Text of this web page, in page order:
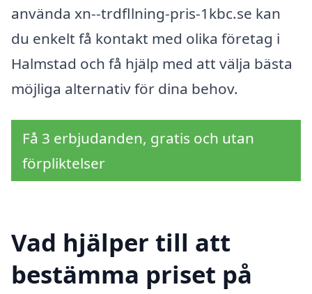
använda xn--trdfllning-pris-1kbc.se kan
du enkelt få kontakt med olika företag i
Halmstad och få hjälp med att välja bästa
möjliga alternativ för dina behov.
Få 3 erbjudanden, gratis och utan
förpliktelser
Vad hjälper till att
bestämma priset på